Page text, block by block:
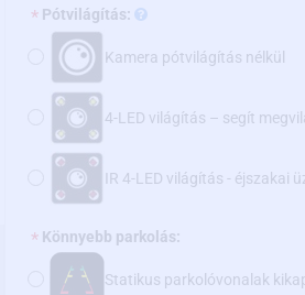
Pótvilágítás:
Kamera pótvilágítás nélkül
4-LED világítás – segít
IR 4-LED világítás - éjszakai
Könnyebb parkolás:
Statikus parkolóvonalak